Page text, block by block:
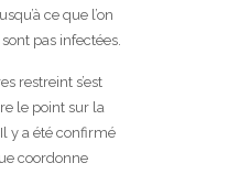
ce que l’on
pas infectées.
restreint s’est
le point sur la
y a été confirmé
coordonne